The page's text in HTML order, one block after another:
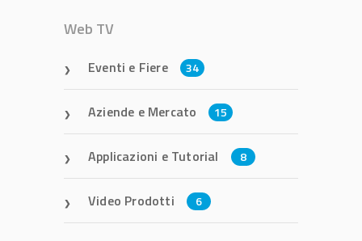
Web TV
Eventi e Fiere 34
Aziende e Mercato 15
Applicazioni e Tutorial 8
Video Prodotti 6